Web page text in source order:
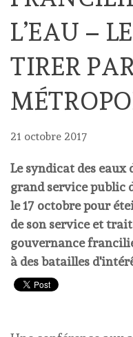
L’EAU –
TIRER
21 octobre 2017
Le syndicat des eaux
grand service public
le 17 octobre pour
de son service et
gouvernance
à des batailles